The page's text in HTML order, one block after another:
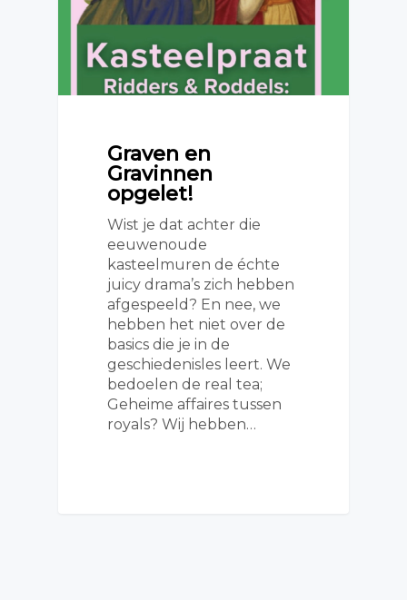
Graven en
Gravinnen
opgelet!
Wist je dat achter die
eeuwenoude
kasteelmuren de échte
juicy drama’s zich hebben
afgespeeld? En nee, we
hebben het niet over de
basics die je in de
geschiedenisles leert. We
bedoelen de real tea;
Geheime affaires tussen
royals? Wij hebben…